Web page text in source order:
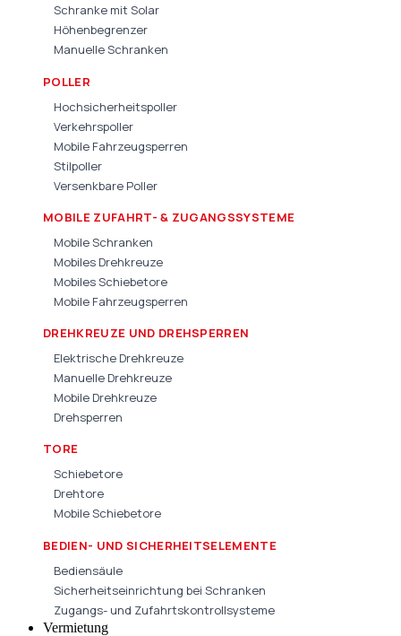
Schranke mit Solar
Höhenbegrenzer
Manuelle Schranken
POLLER
Hochsicherheitspoller
Verkehrspoller
Mobile Fahrzeugsperren
Stilpoller
Versenkbare Poller
MOBILE ZUFAHRT- & ZUGANGSSYSTEME
Mobile Schranken
Mobiles Drehkreuze
Mobiles Schiebetore
Mobile Fahrzeugsperren
DREHKREUZE UND DREHSPERREN
Elektrische Drehkreuze
Manuelle Drehkreuze
Mobile Drehkreuze
Drehsperren
TORE
Schiebetore
Drehtore
Mobile Schiebetore
BEDIEN- UND SICHERHEITSELEMENTE
Bediensäule
Sicherheitseinrichtung bei Schranken
Zugangs- und Zufahrtskontrollsysteme
Vermietung